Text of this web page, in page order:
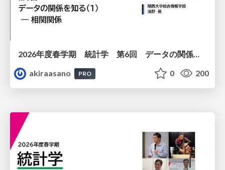
2026年度春学期 統計学 第6回 データの関係を知る（１）ー 相関関係 (2026. 5. 14)
akiraasano
PRO 0 200